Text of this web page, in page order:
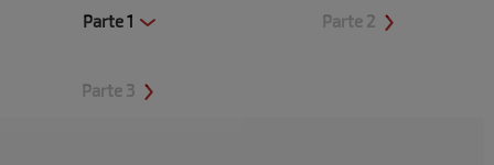
Parte 1 Parte 2
Parte 3